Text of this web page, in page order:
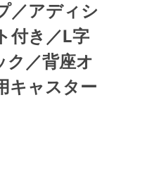
／アディシ
付き／L字
ク／背座オ
キャスター